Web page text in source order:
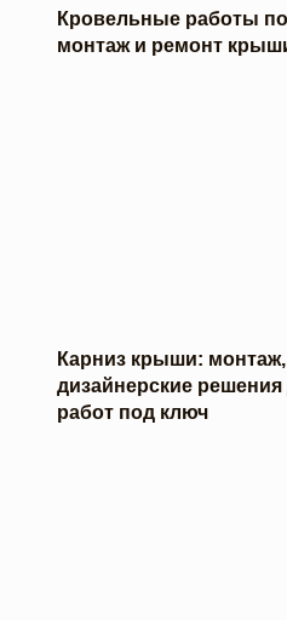
Кровельные работы
монтаж и ремонт
Карниз крыши:
дизайнерские
работ под ключ